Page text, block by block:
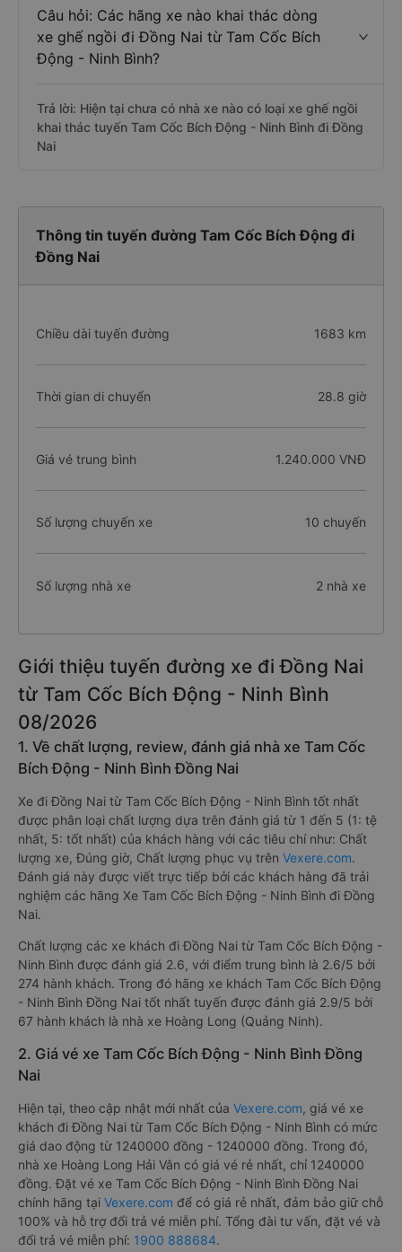
Câu hỏi: Các hãng xe nào khai thác dòng
xe ghế ngồi đi Đồng Nai từ Tam Cốc Bích
Động - Ninh Bình?
Trả lời: Hiện tại chưa có nhà xe nào có loại xe ghế ngồi
khai thác tuyến Tam Cốc Bích Động - Ninh Bình đi Đồng
Nai
Thông tin tuyến đường Tam Cốc Bích Động đi
Đồng Nai
Chiều dài tuyến đường 1683 km
Thời gian di chuyển 28.8 giờ
Giá vé trung bình 1.240.000 VNĐ
Số lượng chuyến xe 10 chuyến
Số lượng nhà xe 2 nhà xe
Giới thiệu tuyến đường xe đi Đồng Nai
từ Tam Cốc Bích Động - Ninh Bình
08/2026
1. Về chất lượng, review, đánh giá nhà xe Tam Cốc
Bích Động - Ninh Bình Đồng Nai
Xe đi Đồng Nai từ Tam Cốc Bích Động - Ninh Bình tốt nhất
được phân loại chất lượng dựa trên đánh giá từ 1 đến 5 (1: tệ
nhất, 5: tốt nhất) của khách hàng với các tiêu chí như: Chất
lượng xe, Đúng giờ, Chất lượng phục vụ trên Vexere.com.
Đánh giá này được viết trực tiếp bởi các khách hàng đã trải
nghiệm các hãng Xe Tam Cốc Bích Động - Ninh Bình đi Đồng
Nai.
Chất lượng các xe khách đi Đồng Nai từ Tam Cốc Bích Động -
Ninh Bình được đánh giá 2.6, với điểm trung bình là 2.6/5 bởi
274 hành khách. Trong đó hãng xe khách Tam Cốc Bích Động
- Ninh Bình Đồng Nai tốt nhất tuyến được đánh giá 2.9/5 bởi
67 hành khách là nhà xe Hoàng Long (Quảng Ninh).
2. Giá vé xe Tam Cốc Bích Động - Ninh Bình Đồng
Nai
Hiện tại, theo cập nhật mới nhất của Vexere.com, giá vé xe
khách đi Đồng Nai từ Tam Cốc Bích Động - Ninh Bình có mức
giá dao động từ 1240000 đồng - 1240000 đồng. Trong đó,
nhà xe Hoàng Long Hải Vân có giá vé rẻ nhất, chỉ 1240000
đồng. Đặt vé xe Tam Cốc Bích Động - Ninh Bình Đồng Nai
chính hãng tại Vexere.com để có giá rẻ nhất, đảm bảo giữ chỗ
100% và hỗ trợ đổi trả vé miễn phí. Tổng đài tư vấn, đặt vé và
đổi trả vé miễn phí: 1900 888684.